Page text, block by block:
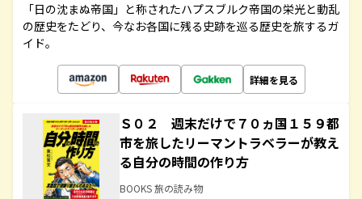
「日の沈まぬ帝国」と称されたハプスブルク帝国の栄光と動乱
の歴史をたどり、今なお各国に残る史跡を巡る歴史を旅するガ
イド。
詳細を見る
Ｓ０２ 週末だけで７０ヵ国１５９都
市を旅したリーマントラベラーが教え
る自分の時間の作り方
BOOKS 旅の読み物